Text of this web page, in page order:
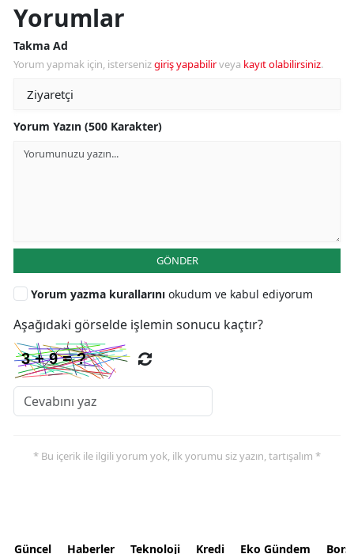
Yorumlar
Takma Ad
Yorum yapmak için, istersenizgiriş yapabilirveya kayıt olabilirsiniz.
Yorum Yazın (500 Karakter)
GÖNDER
Yorum yazma kurallarını okudum ve kabul ediyorum
Aşağıdaki görselde işlemin sonucu kaçtır?
* Bu içerik ile ilgili yorum yok, ilk yorumu siz yazın, tartışalım *
Güncel Haberler Teknoloji Kredi Eko Gündem